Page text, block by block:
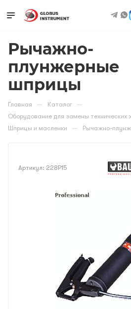
Рычажно-
плунжерные
шприцы
Главная — Каталог —
Оборудование для замены технических
Шприцы и масленки — Рычажно-
Артикул: 228P15